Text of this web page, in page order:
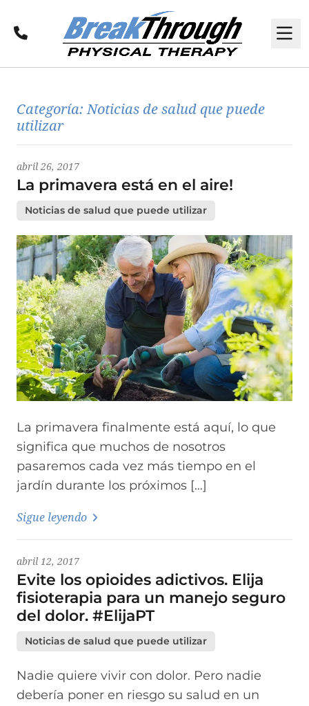
Llamar
Últimas noticias
Categoría:Noticias de salud que puede
utilizar
abril 26, 2017
La primavera está en el aire!
Noticias de salud que puede utilizar
La primavera finalmente está aquí, lo que
significa que muchos de nosotros
pasaremos cada vez más tiempo en el
jardín durante los próximos […]
Sigue leyendo
abril 12, 2017
Evite los opioides adictivos. Elija
fisioterapia para un manejo seguro
del dolor. #ElijaPT
Noticias de salud que puede utilizar
Nadie quiere vivir con dolor. Pero nadie
debería poner en riesgo su salud en un